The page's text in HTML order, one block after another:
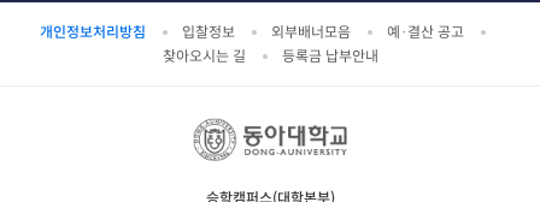
개인정보처리방침 입찰정보 외부배너모음
예·결산 공고
찾아오시는 길
등록금 납부안내
승학캠퍼스(대학본부)